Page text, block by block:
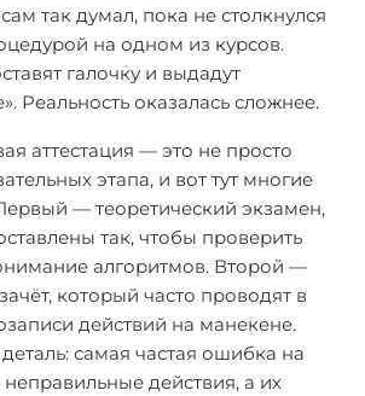
так думал, пока не столкнулся
на одном из курсов.
галочку и выдадут
Реальность оказалась сложнее.
аттестация — это не просто
этапа, и вот тут многие
— теоретический экзамен,
так, чтобы проверить
алгоритмов. Второй —
который часто проводят в
действий на манекене.
самая частая ошибка на
действия, а их